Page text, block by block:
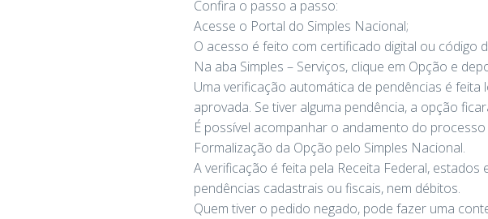
Confira o passo a passo:
Acesse o Portal do Simples Nacional;
O acesso é feito com certificado digital ou código
Na aba Simples – Serviços, clique em Opção e
Uma verificação automática de pendências é
aprovada. Se tiver alguma pendência, a opção
É possível acompanhar o andamento do
Formalização da Opção pelo Simples Nacional.
A verificação é feita pela Receita Federal,
pendências cadastrais ou fiscais, nem débitos.
Quem tiver o pedido negado, pode fazer uma